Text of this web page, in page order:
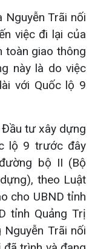
Nguyễn Trãi nối
việc đi lại của
toàn giao thông
này là do việc
với Quốc lộ 9
Đầu tư xây dựng
lộ 9 trước đây
bộ II (Bộ
theo Luật
cho UBND tỉnh
tỉnh Quảng Trị
Trãi nối